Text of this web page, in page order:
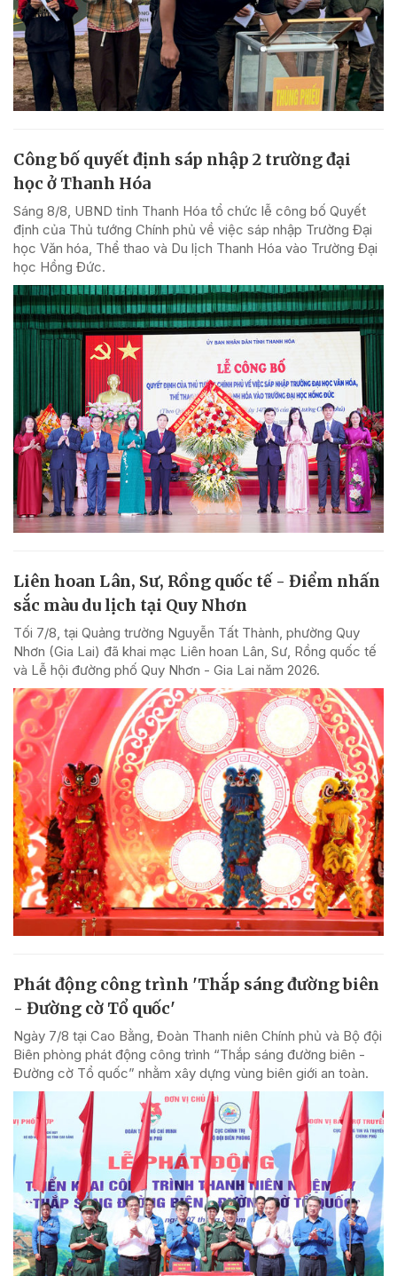
Công bố quyết định sáp nhập 2 trường đại
học ở Thanh Hóa
Sáng 8/8, UBND tỉnh Thanh Hóa tổ chức lễ công bố Quyết
định của Thủ tướng Chính phủ về việc sáp nhập Trường Đại
học Văn hóa, Thể thao và Du lịch Thanh Hóa vào Trường Đại
học Hồng Đức.
Liên hoan Lân, Sư, Rồng quốc tế - Điểm nhấn
sắc màu du lịch tại Quy Nhơn
Tối 7/8, tại Quảng trường Nguyễn Tất Thành, phường Quy
Nhơn (Gia Lai) đã khai mạc Liên hoan Lân, Sư, Rồng quốc tế
và Lễ hội đường phố Quy Nhơn - Gia Lai năm 2026.
Phát động công trình 'Thắp sáng đường biên
- Đường cờ Tổ quốc'
Ngày 7/8 tại Cao Bằng, Đoàn Thanh niên Chính phủ và Bộ đội
Biên phòng phát động công trình “Thắp sáng đường biên -
Đường cờ Tổ quốc” nhằm xây dựng vùng biên giới an toàn.